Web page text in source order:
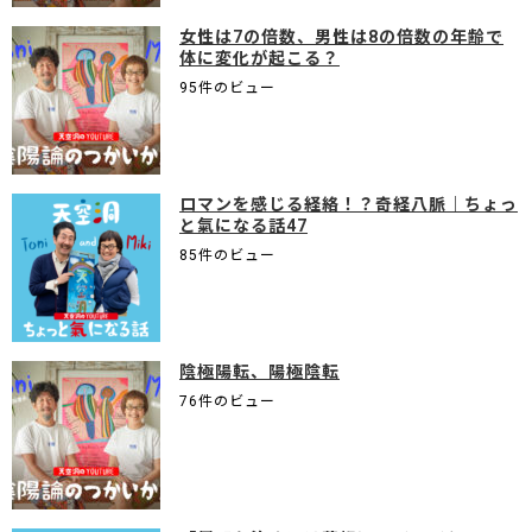
女性は7の倍数、男性は8の倍数の年齢で
体に変化が起こる？
95件のビュー
ロマンを感じる経絡！？奇経八脈｜ちょっ
と氣になる話47
85件のビュー
陰極陽転、陽極陰転
76件のビュー